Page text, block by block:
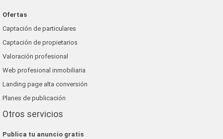
Ofertas
Captación de particulares
Captación de propietarios
Valoración profesional
Web profesional inmobiliaria
Landing page alta conversión
Planes de publicación
Otros servicios
Publica tu anuncio gratis